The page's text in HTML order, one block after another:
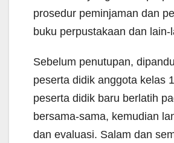
prosedur peminjaman dan
buku perpustakaan dan lain-
Sebelum penutupan,
peserta didik anggota kelas
peserta didik baru berlatih
bersama-sama, kemudian
dan evaluasi. Salam dan